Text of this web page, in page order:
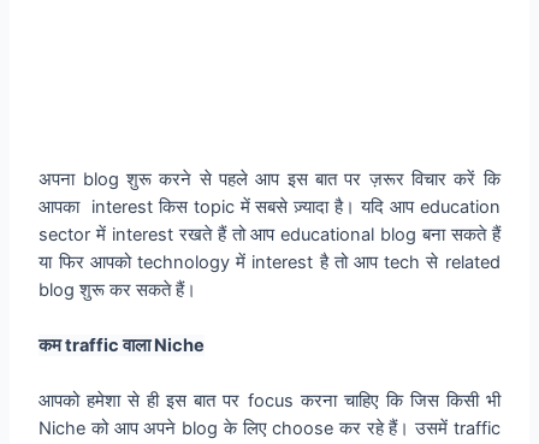
अपना blog शुरू करने से पहले आप इस बात पर ज़रूर विचार करें कि
आपका interest किस topic में सबसे ज़्यादा है। यदि आप education
sector में interest रखते हैं तो आप educational blog बना सकते हैं
या फिर आपको technology में interest है तो आप tech से related
blog शुरू कर सकते हैं।
कम traffic वाला Niche
आपको हमेशा से ही इस बात पर focus करना चाहिए कि जिस किसी भी
Niche को आप अपने blog के लिए choose कर रहे हैं। उसमें traffic